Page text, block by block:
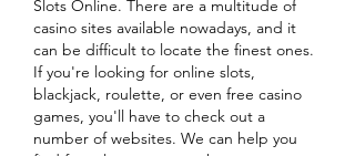
Slots Online. There are a multitude of
casino sites available nowadays, and it
can be difficult to locate the finest ones.
If you're looking for online slots,
blackjack, roulette, or even free casino
games, you'll have to check out a
number of websites. We can help you